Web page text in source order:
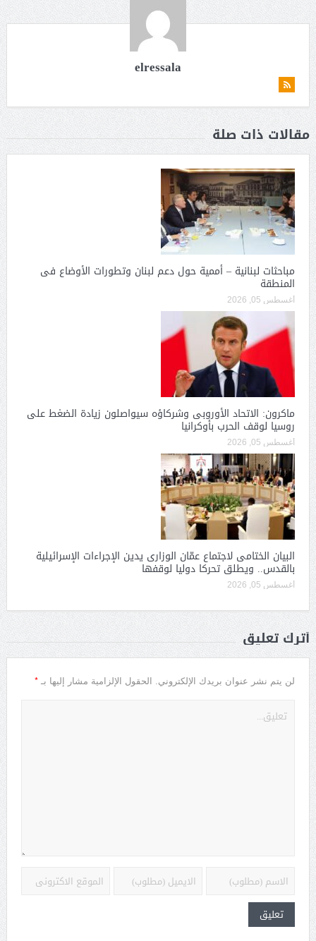
elressala
مقالات ذات صلة
مباحثات لبنانية – أممية حول دعم لبنان وتطورات الأوضاع فى
المنطقة
أغسطس 05, 2026
ماكرون: الاتحاد الأوروبى وشركاؤه سيواصلون زيادة الضغط على
روسيا لوقف الحرب بأوكرانيا
أغسطس 05, 2026
البيان الختامى لاجتماع عمّان الوزارى يدين الإجراءات الإسرائيلية
بالقدس.. ويطلق تحركا دوليا لوقفها
أغسطس 05, 2026
أترك تعليق
لن يتم نشر عنوان بريدك الإلكتروني. الحقول الإلزامية مشار إليها بـ *